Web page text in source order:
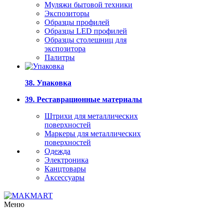
Муляжи бытовой техники
Экспозиторы
Образцы профилей
Образцы LED профилей
Образцы столешниц для
экспозитора
Палитры
38. Упаковка
39. Реставрационные материалы
Штрихи для металлических
поверхностей
Маркеры для металлических
поверхностей
Одежда
Электроника
Канцтовары
Аксессуары
Меню